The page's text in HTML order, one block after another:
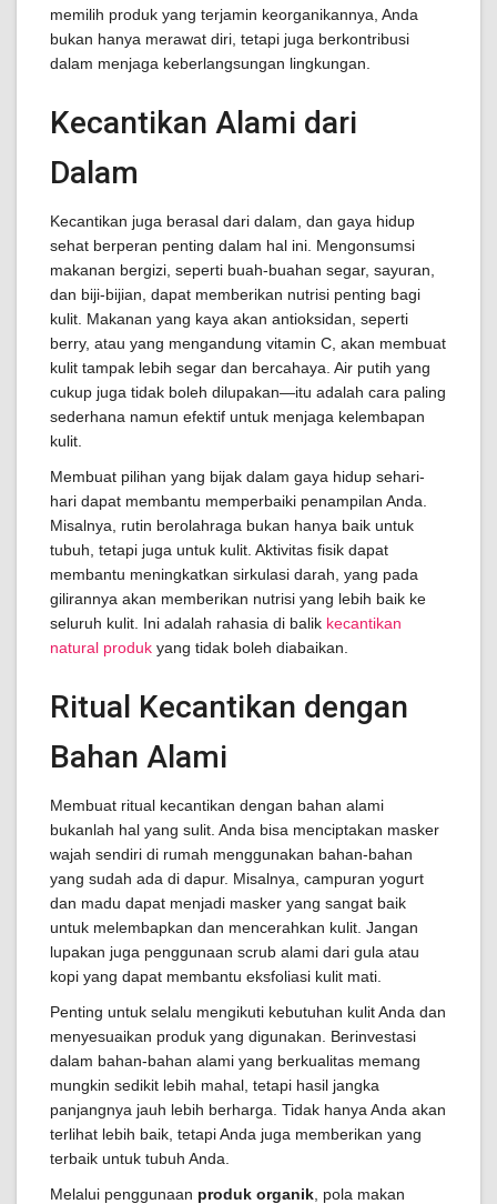
memilih produk yang terjamin keorganikannya, Anda
bukan hanya merawat diri, tetapi juga berkontribusi
dalam menjaga keberlangsungan lingkungan.
Kecantikan Alami dari
Dalam
Kecantikan juga berasal dari dalam, dan gaya hidup
sehat berperan penting dalam hal ini. Mengonsumsi
makanan bergizi, seperti buah-buahan segar, sayuran,
dan biji-bijian, dapat memberikan nutrisi penting bagi
kulit. Makanan yang kaya akan antioksidan, seperti
berry, atau yang mengandung vitamin C, akan membuat
kulit tampak lebih segar dan bercahaya. Air putih yang
cukup juga tidak boleh dilupakan—itu adalah cara paling
sederhana namun efektif untuk menjaga kelembapan
kulit.
Membuat pilihan yang bijak dalam gaya hidup sehari-
hari dapat membantu memperbaiki penampilan Anda.
Misalnya, rutin berolahraga bukan hanya baik untuk
tubuh, tetapi juga untuk kulit. Aktivitas fisik dapat
membantu meningkatkan sirkulasi darah, yang pada
gilirannya akan memberikan nutrisi yang lebih baik ke
seluruh kulit. Ini adalah rahasia di balik kecantikan
natural produk yang tidak boleh diabaikan.
Ritual Kecantikan dengan
Bahan Alami
Membuat ritual kecantikan dengan bahan alami
bukanlah hal yang sulit. Anda bisa menciptakan masker
wajah sendiri di rumah menggunakan bahan-bahan
yang sudah ada di dapur. Misalnya, campuran yogurt
dan madu dapat menjadi masker yang sangat baik
untuk melembapkan dan mencerahkan kulit. Jangan
lupakan juga penggunaan scrub alami dari gula atau
kopi yang dapat membantu eksfoliasi kulit mati.
Penting untuk selalu mengikuti kebutuhan kulit Anda dan
menyesuaikan produk yang digunakan. Berinvestasi
dalam bahan-bahan alami yang berkualitas memang
mungkin sedikit lebih mahal, tetapi hasil jangka
panjangnya jauh lebih berharga. Tidak hanya Anda akan
terlihat lebih baik, tetapi Anda juga memberikan yang
terbaik untuk tubuh Anda.
Melalui penggunaan produk organik , pola makan